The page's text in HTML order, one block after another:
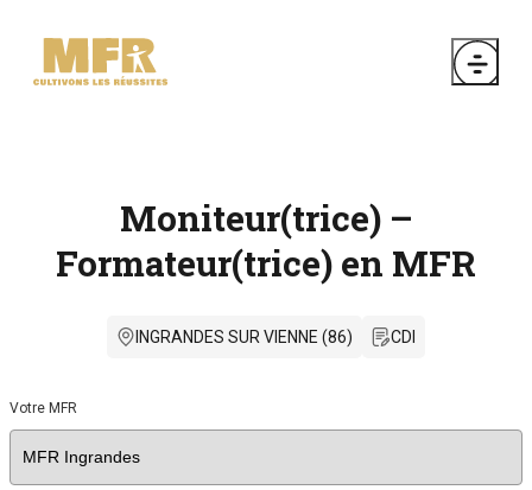
Moniteur(trice) –
Formateur(trice) en MFR
INGRANDES SUR VIENNE (86) CDI
Votre MFR